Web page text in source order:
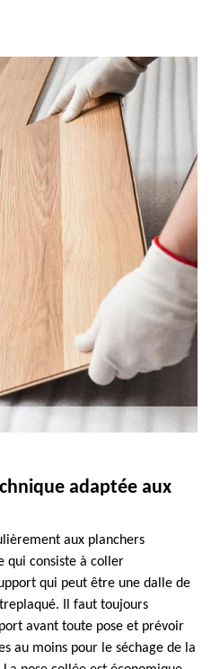
adaptée aux
aux planchers
qui consiste à coller
qui peut être une dalle de
Il faut toujours
avant toute pose et prévoir
au moins pour le séchage de la